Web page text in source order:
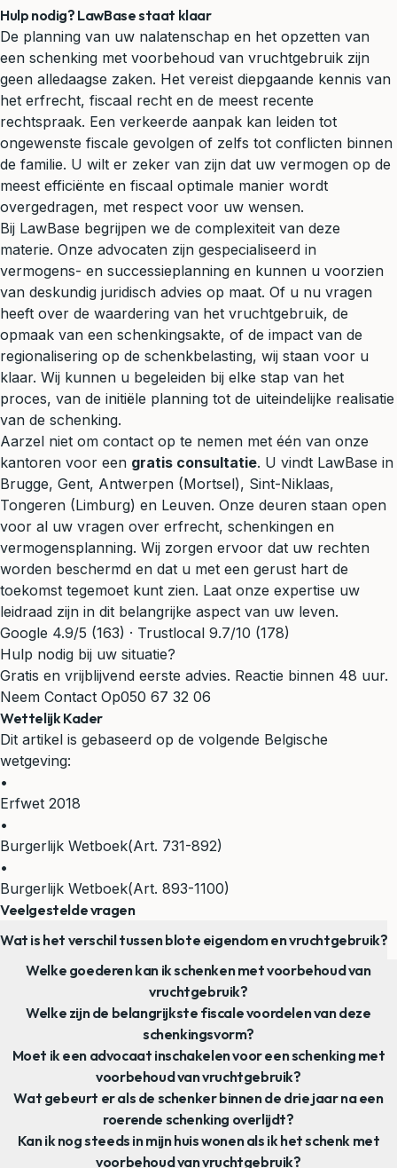
Hulp nodig? LawBase staat klaar
De planning van uw nalatenschap en het opzetten van
een schenking met voorbehoud van vruchtgebruik zijn
geen alledaagse zaken. Het vereist diepgaande kennis van
het erfrecht, fiscaal recht en de meest recente
rechtspraak. Een verkeerde aanpak kan leiden tot
ongewenste fiscale gevolgen of zelfs tot conflicten binnen
de familie. U wilt er zeker van zijn dat uw vermogen op de
meest efficiënte en fiscaal optimale manier wordt
overgedragen, met respect voor uw wensen.
Bij LawBase begrijpen we de complexiteit van deze
materie. Onze advocaten zijn gespecialiseerd in
vermogens- en successieplanning en kunnen u voorzien
van deskundig juridisch advies op maat. Of u nu vragen
heeft over de waardering van het vruchtgebruik, de
opmaak van een schenkingsakte, of de impact van de
regionalisering op de schenkbelasting, wij staan voor u
klaar. Wij kunnen u begeleiden bij elke stap van het
proces, van de initiële planning tot de uiteindelijke realisatie
van de schenking.
Aarzel niet om contact op te nemen met één van onze
kantoren voor een gratis consultatie. U vindt LawBase in
Brugge, Gent, Antwerpen (Mortsel), Sint-Niklaas,
Tongeren (Limburg) en Leuven. Onze deuren staan open
voor al uw vragen over erfrecht, schenkingen en
vermogensplanning. Wij zorgen ervoor dat uw rechten
worden beschermd en dat u met een gerust hart de
toekomst tegemoet kunt zien. Laat onze expertise uw
leidraad zijn in dit belangrijke aspect van uw leven.
Google 4.9/5 (163) · Trustlocal 9.7/10 (178)
Hulp nodig bij uw situatie?
Gratis en vrijblijvend eerste advies. Reactie binnen 48 uur.
Neem Contact Op050 67 32 06
Wettelijk Kader
Dit artikel is gebaseerd op de volgende Belgische
wetgeving:
•
Erfwet 2018
•
Burgerlijk Wetboek(Art. 731-892)
•
Burgerlijk Wetboek(Art. 893-1100)
Veelgestelde vragen
Wat is het verschil tussen blote eigendom en vruchtgebruik?
Welke goederen kan ik schenken met voorbehoud van
vruchtgebruik?
Welke zijn de belangrijkste fiscale voordelen van deze
schenkingsvorm?
Moet ik een advocaat inschakelen voor een schenking met
voorbehoud van vruchtgebruik?
Wat gebeurt er als de schenker binnen de drie jaar na een
roerende schenking overlijdt?
Kan ik nog steeds in mijn huis wonen als ik het schenk met
voorbehoud van vruchtgebruik?